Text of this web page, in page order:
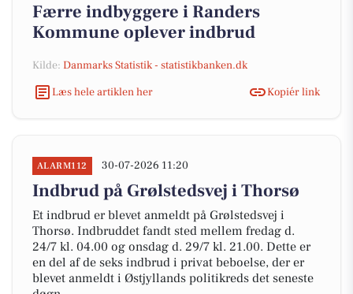
Færre indbyggere i Randers
Kommune oplever indbrud
Kilde: Danmarks Statistik - statistikbanken.dk
Læs hele artiklen her
Kopiér link
ALARM112 30-07-2026 11:20
Indbrud på Grølstedsvej i Thorsø
Et indbrud er blevet anmeldt på Grølstedsvej i
Thorsø. Indbruddet fandt sted mellem fredag d.
24/7 kl. 04.00 og onsdag d. 29/7 kl. 21.00. Dette er
en del af de seks indbrud i privat beboelse, der er
blevet anmeldt i Østjyllands politikreds det seneste